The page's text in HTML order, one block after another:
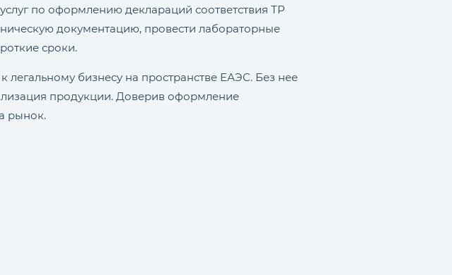
по оформлению деклараций соответствия ТР
документацию, провести лабораторные
сроки.
легальному бизнесу на пространстве ЕАЭС. Без нее
продукции. Доверив оформление
рынок.